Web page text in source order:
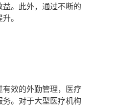
。此外，通过不断的
。
效的外勤管理，医疗
。对于大型医疗机构